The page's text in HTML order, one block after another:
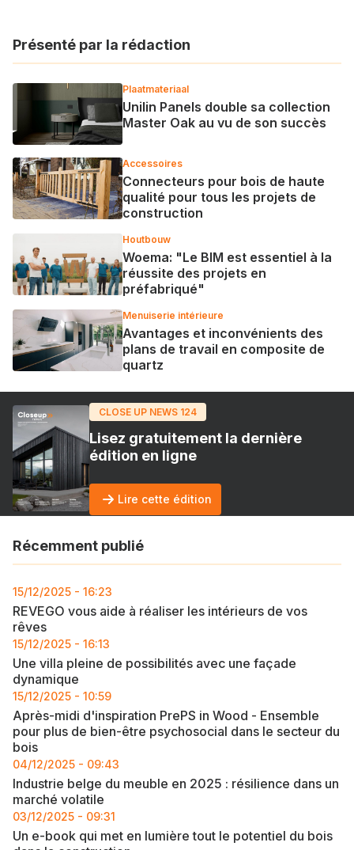
Présenté par la rédaction
Plaatmateriaal
Unilin Panels double sa collection
Master Oak au vu de son succès
Accessoires
Connecteurs pour bois de haute
qualité pour tous les projets de
construction
Houtbouw
Woema: "Le BIM est essentiel à la
réussite des projets en
préfabriqué"
Menuiserie intérieure
Avantages et inconvénients des
plans de travail en composite de
quartz
CLOSE UP NEWS 124
Lisez gratuitement la dernière
édition en ligne
Lire cette édition
Récemment publié
15/12/2025 - 16:23
REVEGO vous aide à réaliser les intérieurs de vos
rêves
15/12/2025 - 16:13
Une villa pleine de possibilités avec une façade
dynamique
15/12/2025 - 10:59
Après-midi d'inspiration PrePS in Wood - Ensemble
pour plus de bien-être psychosocial dans le secteur du
bois
04/12/2025 - 09:43
Industrie belge du meuble en 2025 : résilience dans un
marché volatile
03/12/2025 - 09:31
Un e-book qui met en lumière tout le potentiel du bois